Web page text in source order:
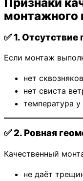
монтажного
✅ 1.
Если монтаж
нет сквозняков
нет свиста
температура у
✅ 2. Ровная
Качественный
не даёт